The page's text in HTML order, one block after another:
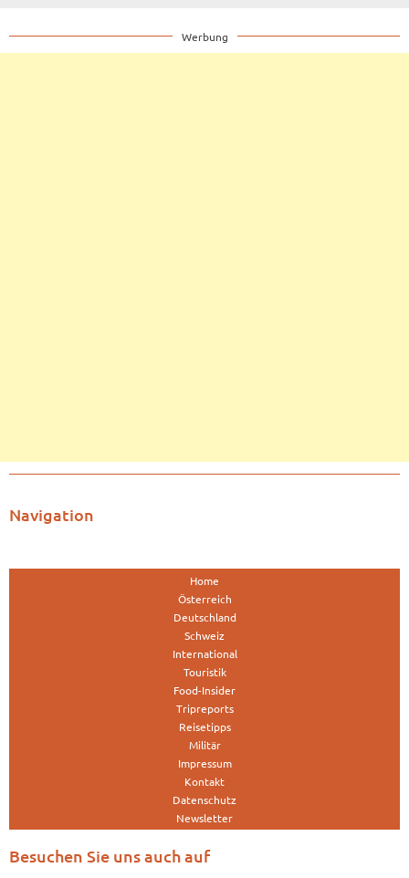
Werbung
Navigation
Home
Österreich
Deutschland
Schweiz
International
Touristik
Food-Insider
Tripreports
Reisetipps
Militär
Impressum
Kontakt
Datenschutz
Newsletter
Besuchen Sie uns auch auf